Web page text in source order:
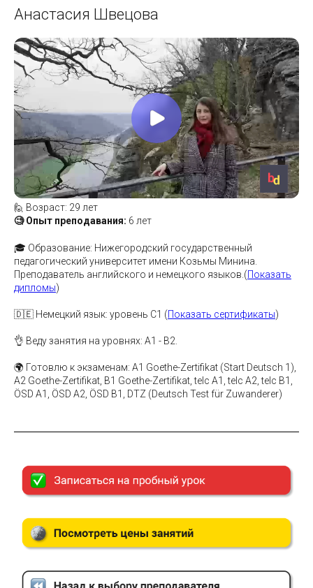
Анастасия Швецова
🙋 Возраст: 29 лет
🧐 Опыт преподавания: 6 лет
🎓 Образование: Нижегородский государственный
педагогический университет имени Козьмы Минина.
Преподаватель английского и немецкого языков.(Показать
дипломы)
🇩🇪 Немецкий язык: уровень C1 (Показать сертификаты)
👌 Веду занятия на уровнях: А1 - В2.
🌍 Готовлю к экзаменам: A1 Goethe-Zertifikat (Start Deutsch 1),
A2 Goethe-Zertifikat, В1 Goethe-Zertifikat, telc A1, telc A2, telc B1,
ÖSD A1, ÖSD A2, ÖSD B1, DTZ (Deutsch Test für Zuwanderer)